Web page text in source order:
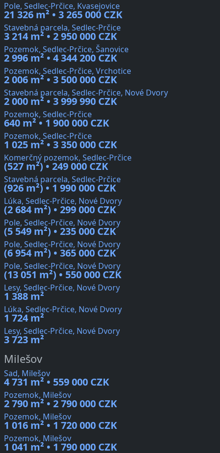
Pole, Sedlec-Prčice, Kvasejovice
21 326 m² • 3 265 000 CZK
Stavebná parcela, Sedlec-Prčice
3 214 m² • 2 950 000 CZK
Pozemok, Sedlec-Prčice, Šanovice
2 996 m² • 4 344 200 CZK
Pozemok, Sedlec-Prčice, Vrchotice
2 006 m² • 3 500 000 CZK
Stavebná parcela, Sedlec-Prčice, Nové Dvory
2 000 m² • 3 999 990 CZK
Pozemok, Sedlec-Prčice
640 m² • 1 900 000 CZK
Pozemok, Sedlec-Prčice
1 025 m² • 3 350 000 CZK
Komerčný pozemok, Sedlec-Prčice
(527 m²) • 249 000 CZK
Stavebná parcela, Sedlec-Prčice
(926 m²) • 1 990 000 CZK
Lúka, Sedlec-Prčice, Nové Dvory
(2 684 m²) • 299 000 CZK
Pole, Sedlec-Prčice, Nové Dvory
(5 549 m²) • 235 000 CZK
Pole, Sedlec-Prčice, Nové Dvory
(6 954 m²) • 365 000 CZK
Pole, Sedlec-Prčice, Nové Dvory
(13 051 m²) • 550 000 CZK
Lesy, Sedlec-Prčice, Nové Dvory
1 388 m²
Lúka, Sedlec-Prčice, Nové Dvory
1 724 m²
Lesy, Sedlec-Prčice, Nové Dvory
3 723 m²
Milešov
Sad, Milešov
4 731 m² • 559 000 CZK
Pozemok, Milešov
2 790 m² • 2 790 000 CZK
Pozemok, Milešov
1 016 m² • 1 720 000 CZK
Pozemok, Milešov
1 041 m² • 1 790 000 CZK